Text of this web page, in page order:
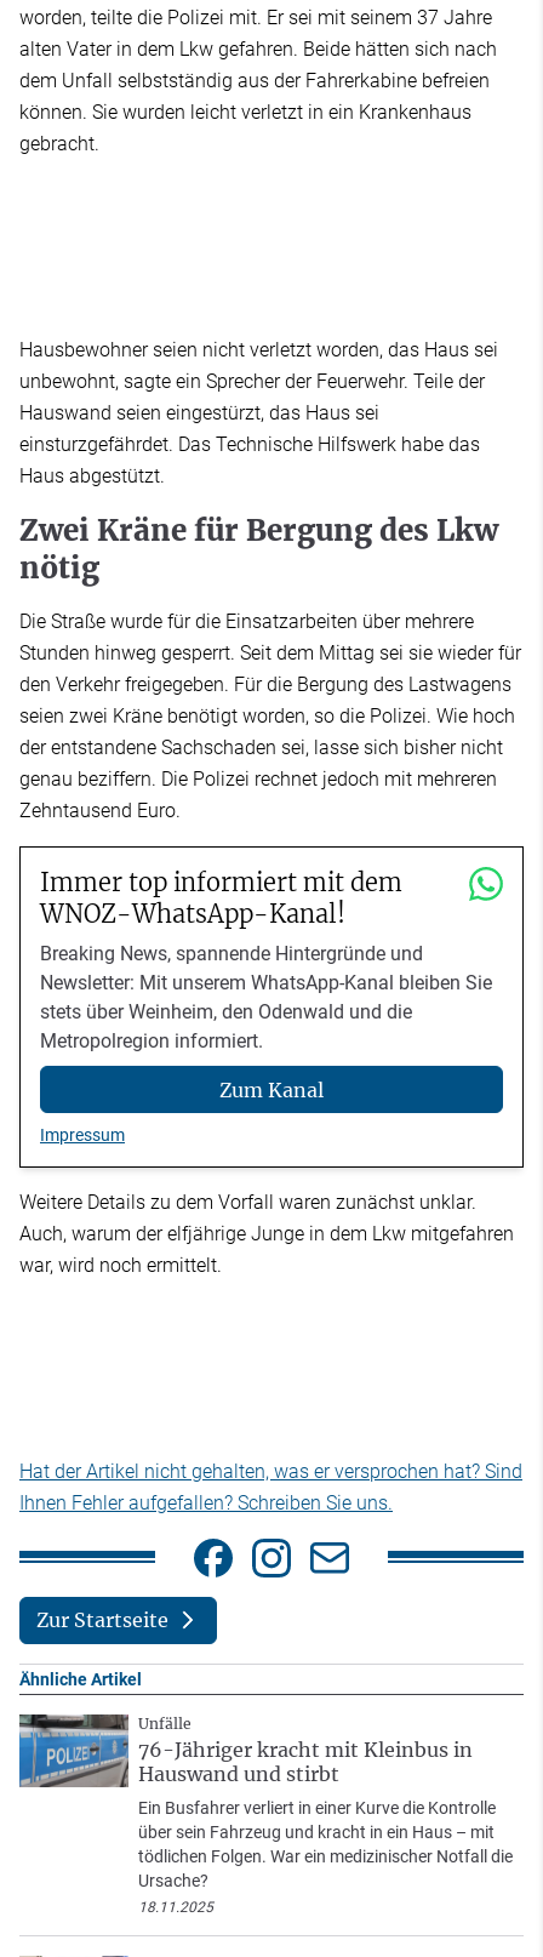
worden, teilte die Polizei mit. Er sei mit seinem 37 Jahre
alten Vater in dem Lkw gefahren. Beide hätten sich nach
dem Unfall selbstständig aus der Fahrerkabine befreien
können. Sie wurden leicht verletzt in ein Krankenhaus
gebracht.
Hausbewohner seien nicht verletzt worden, das Haus sei
unbewohnt, sagte ein Sprecher der Feuerwehr. Teile der
Hauswand seien eingestürzt, das Haus sei
einsturzgefährdet. Das Technische Hilfswerk habe das
Haus abgestützt.
Zwei Kräne für Bergung des Lkw
nötig
Die Straße wurde für die Einsatzarbeiten über mehrere
Stunden hinweg gesperrt. Seit dem Mittag sei sie wieder für
den Verkehr freigegeben. Für die Bergung des Lastwagens
seien zwei Kräne benötigt worden, so die Polizei. Wie hoch
der entstandene Sachschaden sei, lasse sich bisher nicht
genau beziffern. Die Polizei rechnet jedoch mit mehreren
Zehntausend Euro.
Immer top informiert mit dem
WNOZ-WhatsApp-Kanal!
Breaking News, spannende Hintergründe und
Newsletter: Mit unserem WhatsApp-Kanal bleiben Sie
stets über Weinheim, den Odenwald und die
Metropolregion informiert.
Zum Kanal
Impressum
Weitere Details zu dem Vorfall waren zunächst unklar.
Auch, warum der elfjährige Junge in dem Lkw mitgefahren
war, wird noch ermittelt.
Hat der Artikel nicht gehalten, was er versprochen hat? Sind
Ihnen Fehler aufgefallen? Schreiben Sie uns.
Zur Startseite
Ähnliche Artikel
Unfälle
76-Jähriger kracht mit Kleinbus in
Hauswand und stirbt
Ein Busfahrer verliert in einer Kurve die Kontrolle
über sein Fahrzeug und kracht in ein Haus – mit
tödlichen Folgen. War ein medizinischer Notfall die
Ursache?
18.11.2025